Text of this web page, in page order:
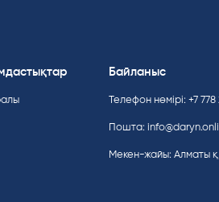
Байланыс
Телефон нөмірі: +7 778
Пошта:
Мекен-жайы: Алматы